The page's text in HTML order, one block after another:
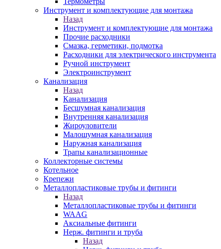
Инструмент и комплектующие для монтажа
Назад
Инструмент и комплектующие для монтажа
Прочие расходники
Смазка, герметики, подмотка
Расходники для электрического инструмента
Ручной инструмент
Электроинструмент
Канализация
Назад
Канализация
Бесшумная канализация
Внутренняя канализация
Жироуловители
Малошумная канализация
Наружная канализация
Трапы канализационные
Коллекторные системы
Котельное
Крепежи
Металлопластиковые трубы и фитинги
Назад
Металлопластиковые трубы и фитинги
WAAG
Аксиальные фитинги
Нерж. фитинги и труба
Назад